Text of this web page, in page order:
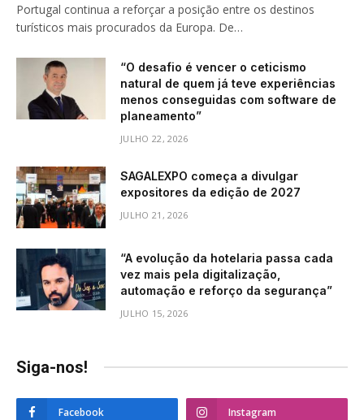
Portugal continua a reforçar a posição entre os destinos
turísticos mais procurados da Europa. De…
“O desafio é vencer o ceticismo
natural de quem já teve experiências
menos conseguidas com software de
planeamento”
JULHO 22, 2026
SAGALEXPO começa a divulgar
expositores da edição de 2027
JULHO 21, 2026
“A evolução da hotelaria passa cada
vez mais pela digitalização,
automação e reforço da segurança”
JULHO 15, 2026
Siga-nos!
Facebook Instagram